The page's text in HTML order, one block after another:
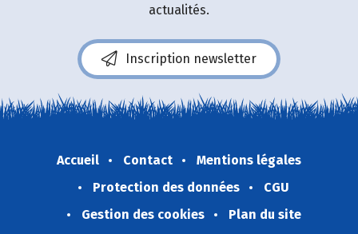
actualités.
Inscription newsletter
Accueil Contact
Mentions légales
Protection des données
CGU
Gestion des cookies
Plan du site